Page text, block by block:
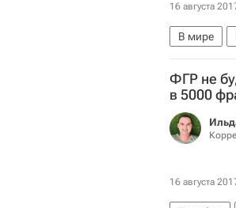
16 августа
В мире
ФГР не
в 5000
16 августа